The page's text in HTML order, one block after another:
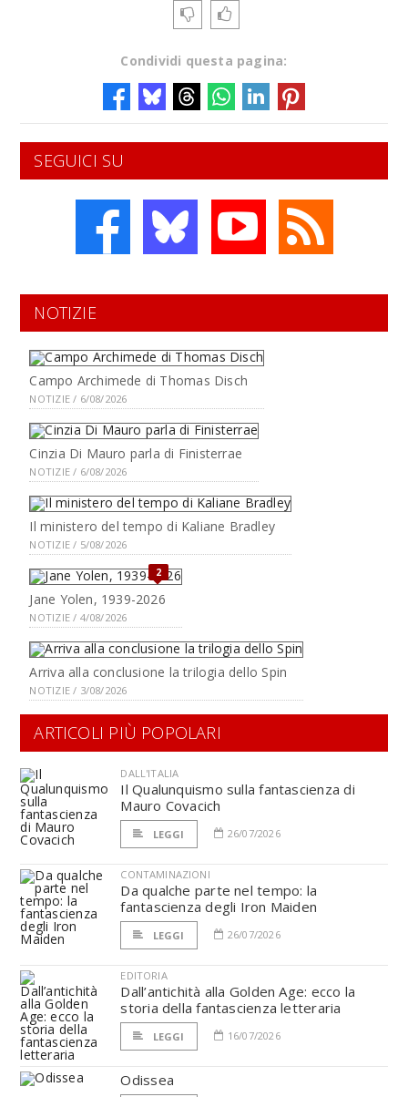
Condividi questa pagina:
SEGUICI SU
NOTIZIE
Campo Archimede di Thomas Disch
NOTIZIE / 6/08/2026
Cinzia Di Mauro parla di Finisterrae
NOTIZIE / 6/08/2026
Il ministero del tempo di Kaliane Bradley
NOTIZIE / 5/08/2026
2
Jane Yolen, 1939-2026
NOTIZIE / 4/08/2026
Arriva alla conclusione la trilogia dello Spin
NOTIZIE / 3/08/2026
ARTICOLI PIÙ POPOLARI
DALL'ITALIA
Il Qualunquismo sulla fantascienza di
Mauro Covacich
LEGGI 26/07/2026
CONTAMINAZIONI
Da qualche parte nel tempo: la
fantascienza degli Iron Maiden
LEGGI 26/07/2026
EDITORIA
Dall’antichità alla Golden Age: ecco la
storia della fantascienza letteraria
LEGGI 16/07/2026
Odissea